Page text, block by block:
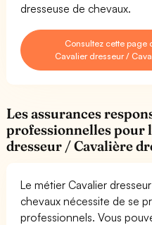
dresseuse de chevaux.
Consultez cette page
Cavalier dresseur /
Les assurances
professionnelles pour
dresseur / Cavalière
Le métier Cavalier
chevaux nécessite de se
professionnels. Vous